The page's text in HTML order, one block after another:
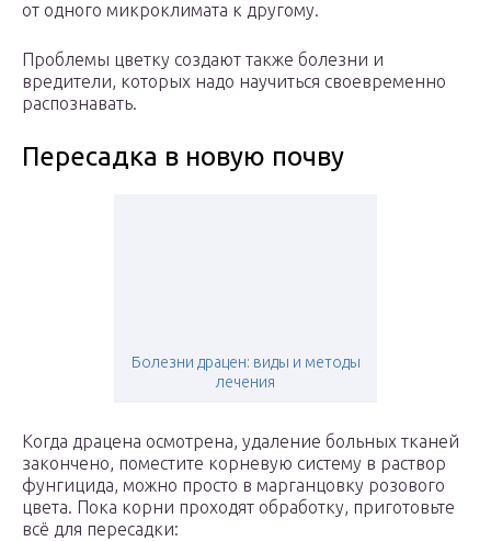
от одного микроклимата к другому.
Проблемы цветку создают также болезни и
вредители, которых надо научиться своевременно
распознавать.
Пересадка в новую почву
Болезни драцен: виды и методы
лечения
Когда драцена осмотрена, удаление больных тканей
закончено, поместите корневую систему в раствор
фунгицида, можно просто в марганцовку розового
цвета. Пока корни проходят обработку, приготовьте
всё для пересадки: